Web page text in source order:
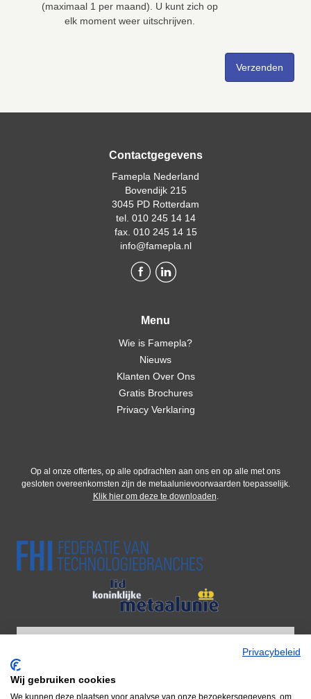
(maximaal 1 per maand). U kunt zich op
elk moment weer uitschrijven.
Contactgegevens
Famepla Nederland
Bovendijk 215
3045 PD Rotterdam
tel. 010 245 14 14
fax. 010 245 14 15
info@famepla.nl
Menu
Wie is Famepla?
Nieuws
Klanten Over Ons
Gratis Brochures
Privacy Verklaring
Op al onze offertes, op alle opdrachten aan ons en op alle met ons
gesloten overeenkomsten zijn de metaalunievoorwaarden toepasselijk.
Klik hier om deze te downloaden.
Wij zijn onderdeel van Adiform BV
Privacybeleid
Wij gebruiken cookies
We kunnen deze plaatsen voor analyse van onze bezoekersgegevens, om